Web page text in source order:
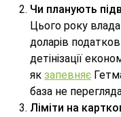
Чи планують
Цього року
доларів
детінізації
як запевняє
база не
Ліміти на